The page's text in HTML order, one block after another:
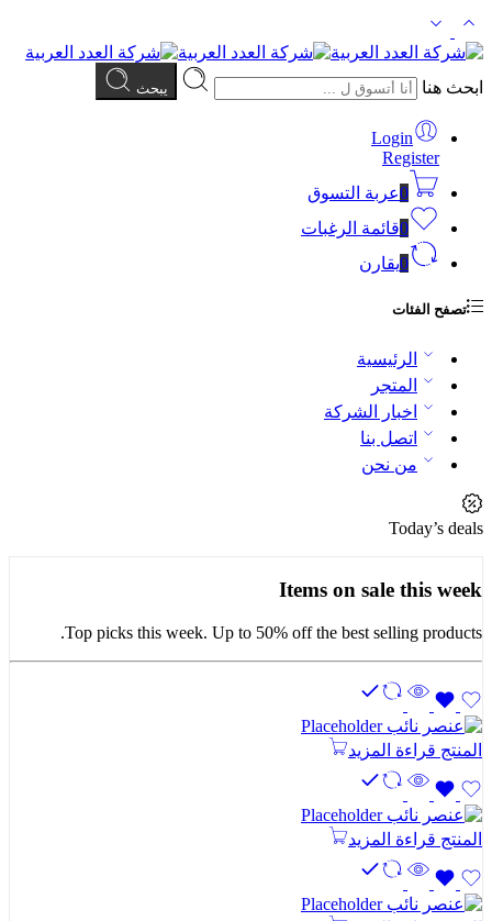
ابحث هنا يبحث
Login
Register
0عربة التسوق
0قائمة الرغبات
0يقارن
تصفح الفئات
الرئيسية
المتجر
اخبار الشركة
اتصل بنا
من نحن
Today’s deals
Items on sale this week
Top picks this week. Up to 50% off the best selling products.
المنتج قراءة المزيد
المنتج قراءة المزيد